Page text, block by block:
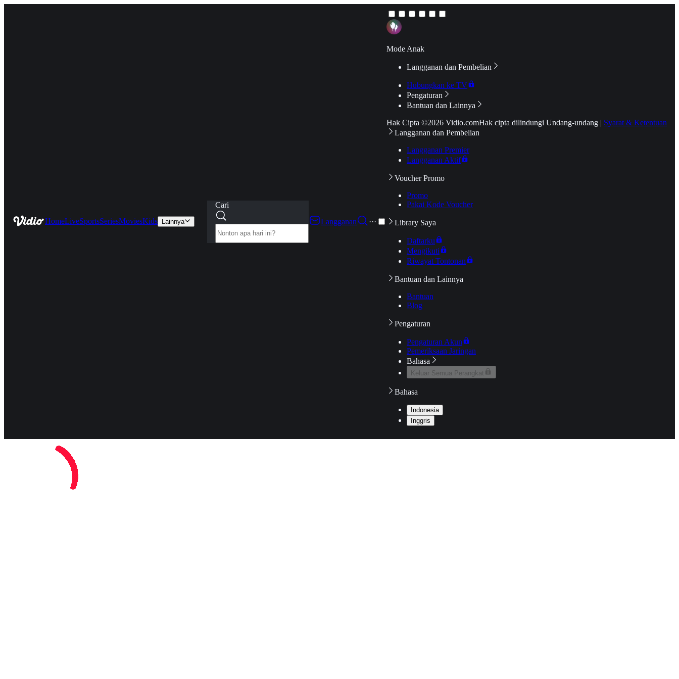
HomeLiveSportsSeriesMoviesKids Lainnya
Cari
Langganan
···
Mode Anak
Langganan dan Pembelian
Hubungkan ke TV
Pengaturan
Bantuan dan Lainnya
Hak Cipta ©2026 Vidio.comHak cipta dilindungi Undang-undang | Syarat & Ketentuan
Langganan dan Pembelian
Langganan Premier
Langganan Aktif
Voucher Promo
Promo
Pakai Kode Voucher
Library Saya
Daftarku
Mengikuti
Riwayat Tontonan
Bantuan dan Lainnya
Bantuan
Blog
Pengaturan
Pengaturan Akun
Pemeriksaan Jaringan
Bahasa
Keluar Semua Perangkat
Bahasa
Indonesia
Inggris